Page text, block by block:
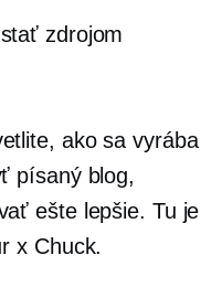
zdrojom
ako sa vyrába
písaný blog,
ešte lepšie. Tu je
x Chuck.